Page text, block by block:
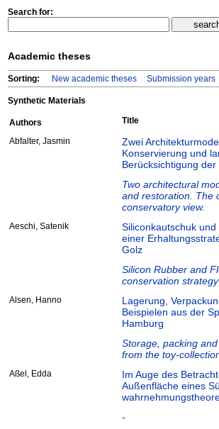
Search for:
Academic theses
Sorting: New academic theses Submission years
Synthetic Materials
Authors Title
Abfalter, Jasmin
Zwei
Konservierung und
Berücksichtigung
Two architectural
and restoration. The
conservatory view.
Aeschi, Satenik
Siliconkautschuk
einer
Golz
Silicon Rubber and
conservation
Alsen, Hanno
Lagerung,
Beispielen aus der
Hamburg
Storage, packing
from the toy-
Aßel, Edda
Im Auge des
Außenfläche eines
-